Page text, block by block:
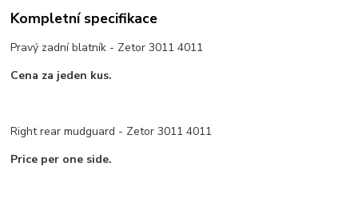
Kompletní specifikace
Pravý zadní blatník - Zetor 3011 4011
Cena za jeden kus.
Right rear mudguard - Zetor 3011 4011
Price per one side.